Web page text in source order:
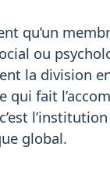
qu’un
ou
la division
qui fait
global.